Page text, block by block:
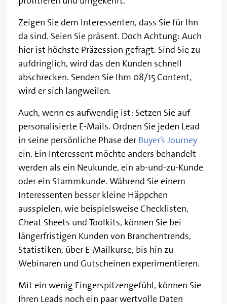
Zeigen Sie dem Interessenten, dass Sie für Ihn
da sind. Seien Sie präsent. Doch Achtung: Auch
hier ist höchste Präzession gefragt. Sind Sie zu
aufdringlich, wird das den Kunden schnell
abschrecken. Senden Sie Ihm 08/15 Content,
wird er sich langweilen.
Auch, wenn es aufwendig ist: Setzen Sie auf
personalisierte E-Mails. Ordnen Sie jeden Lead
in seine persönliche Phase der Buyer’s Journey
ein. Ein Interessent möchte anders behandelt
werden als ein Neukunde, ein ab-und-zu-Kunde
oder ein Stammkunde. Während Sie einem
Interessenten besser kleine Häppchen
ausspielen, wie beispielsweise Checklisten,
Cheat Sheets und Toolkits, können Sie bei
längerfristigen Kunden von Branchentrends,
Statistiken, über E-Mailkurse, bis hin zu
Webinaren und Gutscheinen experimentieren.
Mit ein wenig Fingerspitzengefühl, können Sie
Ihren Leads noch ein paar wertvolle Daten